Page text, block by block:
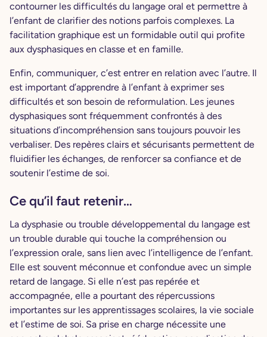
contourner les difficultés du langage oral et permettre à
l’enfant de clarifier des notions parfois complexes. La
facilitation graphique est un formidable outil qui profite
aux dysphasiques en classe et en famille.
Enfin, communiquer, c’est entrer en relation avec l’autre. Il
est important d’apprendre à l’enfant à exprimer ses
difficultés et son besoin de reformulation. Les jeunes
dysphasiques sont fréquemment confrontés à des
situations d’incompréhension sans toujours pouvoir les
verbaliser. Des repères clairs et sécurisants permettent de
fluidifier les échanges, de renforcer sa confiance et de
soutenir l’estime de soi.
Ce qu’il faut retenir…
La dysphasie ou trouble développemental du langage est
un trouble durable qui touche la compréhension ou
l’expression orale, sans lien avec l’intelligence de l’enfant.
Elle est souvent méconnue et confondue avec un simple
retard de langage. Si elle n’est pas repérée et
accompagnée, elle a pourtant des répercussions
importantes sur les apprentissages scolaires, la vie sociale
et l’estime de soi. Sa prise en charge nécessite une